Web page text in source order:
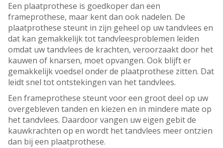
Een plaatprothese is goedkoper dan een
frameprothese, maar kent dan ook nadelen. De
plaatprothese steunt in zijn geheel op uw tandvlees en
dat kan gemakkelijk tot tandvleesproblemen leiden
omdat uw tandvlees de krachten, veroorzaakt door het
kauwen of knarsen, moet opvangen. Ook blijft er
gemakkelijk voedsel onder de plaatprothese zitten. Dat
leidt snel tot ontstekingen van het tandvlees.
Een frameprothese steunt voor een groot deel op uw
overgebleven tanden en kiezen en in mindere mate op
het tandvlees. Daardoor vangen uw eigen gebit de
kauwkrachten op en wordt het tandvlees meer ontzien
dan bij een plaatprothese.